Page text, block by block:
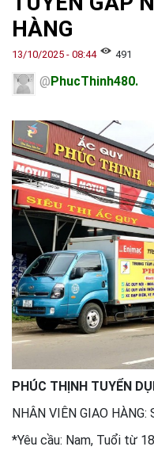
HÀNG
13/10/2025 - 08:44 491
@PhucThinh480.
PHÚC THỊNH TUYỂN
NHÂN VIÊN GIAO
*Yêu cầu: Nam, Tuổi từ